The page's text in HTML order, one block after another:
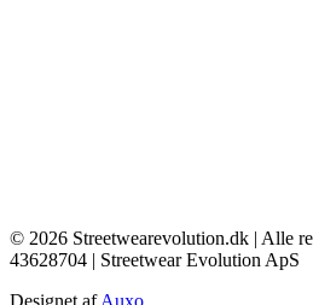
© 2026 Streetwearevolution.dk | Alle
43628704 | Streetwear Evolution ApS
Designet afAuxo